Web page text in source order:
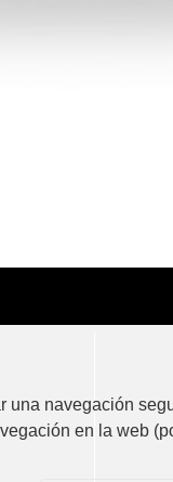
una navegación
en la web